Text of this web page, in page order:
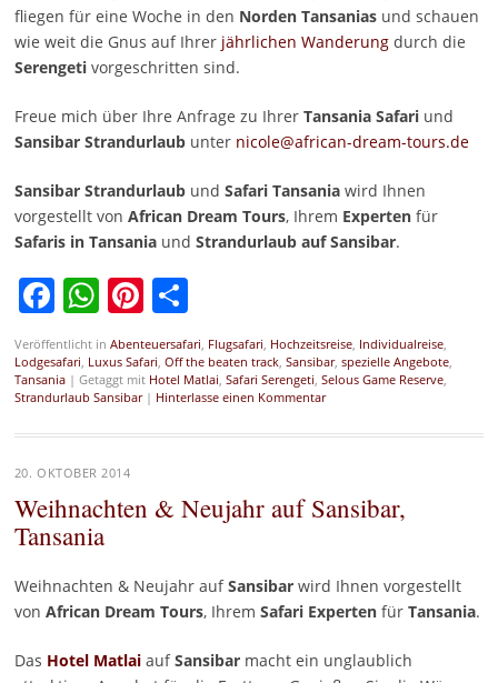
fliegen für eine Woche in den Norden Tansaniasund schauen
wie weit die Gnus auf Ihrer jährlichen Wanderung durch die
Serengetivorgeschritten sind.
Freue mich über Ihre Anfrage zu Ihrer Tansania Safariund
Sansibar Strandurlaubunter nicole@african-dream-tours.de
Sansibar Strandurlaubund Safari Tansaniawird Ihnen
vorgestellt von African Dream Tours, Ihrem Expertenfür
Safaris in Tansaniaund Strandurlaub auf Sansibar.
Facebook
WhatsApp
Pinterest
Teilen
Veröffentlicht in Abenteuersafari Flugsafari Hochzeitsreise, Individualreise,
Lodgesafari Luxus Safari Off the beaten track, Sansibar, spezielle Angebote,
Tansania | Getaggt mit Hotel Matlai Safari Serengeti Selous Game Reserve,
Strandurlaub Sansibar | Hinterlasse einen Kommentar
20. OKTOBER 2014
Weihnachten & Neujahr auf Sansibar,
Tansania
Weihnachten & Neujahr aufSansibarwird Ihnen vorgestellt
von African Dream Tours, Ihrem Safari Expertenfür Tansania.
Das Hotel Matlai aufSansibarmacht ein unglaublich